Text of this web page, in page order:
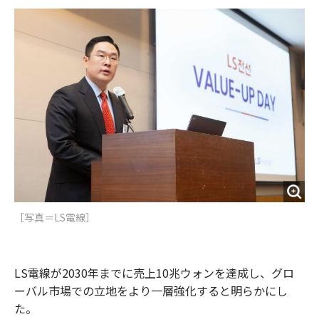
b
o
t
o
u
t
i
［写真＝LS電線］
LS電線が2030年までに売上10兆ウォンを達成し、グロ
ーバル市場での立地をより一層強化すると明らかにし
た。